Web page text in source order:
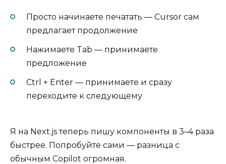
Просто начинаете печатать — Cursor сам
предлагает продолжение
Нажимаете Tab — принимаете
предложение
Ctrl + Enter — принимаете и сразу
переходите к следующему
Я на Next.js теперь пишу компоненты в 3–4 раза
быстрее. Попробуйте сами — разница с
обычным Copilot огромная.